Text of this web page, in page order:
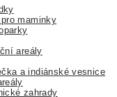
maminky
areály
a indiánské vesnice
zahrady